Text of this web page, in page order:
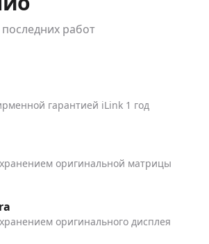
работ
гарантией iLink 1 год
До / После
оригинальной матрицы
До / После
оригинального дисплея
До / После